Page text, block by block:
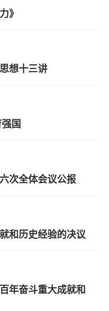
》
想十三讲
国
次全体会议公报
和历史经验的决议
年奋斗重大成就和